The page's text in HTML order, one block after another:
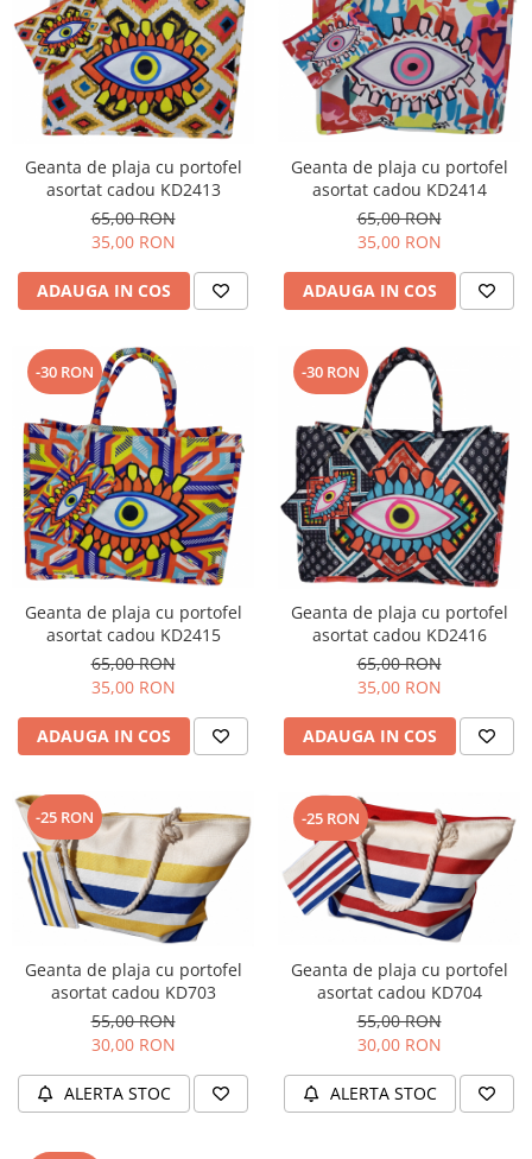
Geanta de plaja cu portofel
asortat cadou KD2413
65,00 RON
35,00 RON
ADAUGA IN COS
Geanta de plaja cu portofel
asortat cadou KD2414
65,00 RON
35,00 RON
ADAUGA IN COS
-30 RON
Geanta de plaja cu portofel
asortat cadou KD2415
65,00 RON
35,00 RON
ADAUGA IN COS
-30 RON
Geanta de plaja cu portofel
asortat cadou KD2416
65,00 RON
35,00 RON
ADAUGA IN COS
-25 RON
Geanta de plaja cu portofel
asortat cadou KD703
55,00 RON
30,00 RON
ALERTA STOC
-25 RON
Geanta de plaja cu portofel
asortat cadou KD704
55,00 RON
30,00 RON
ALERTA STOC